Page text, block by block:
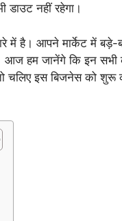
नहीं रहेगा।
में है। आपने मार्केट में
आज हम जानेंगे कि इन
चलिए इस बिजनेस को शुरू